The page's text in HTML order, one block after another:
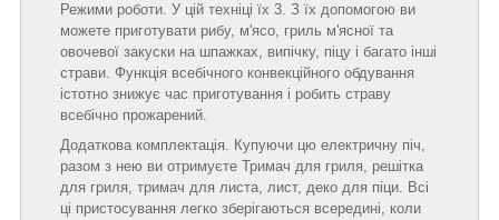
Режими роботи. У цій техніці їх 3. З їх допомогою ви
можете приготувати рибу, м'ясо, гриль м'ясної та
овочевої закуски на шпажках, випічку, піцу і багато інші
страви. Функція всебічного конвекційного обдування
істотно знижує час приготування і робить страву
всебічно прожарений.
Додаткова комплектація. Купуючи цю електричну піч,
разом з нею ви отримуєте Тримач для гриля, решітка
для гриля, тримач для листа, лист, деко для піци. Всі
ці пристосування легко зберігаються всередині, коли